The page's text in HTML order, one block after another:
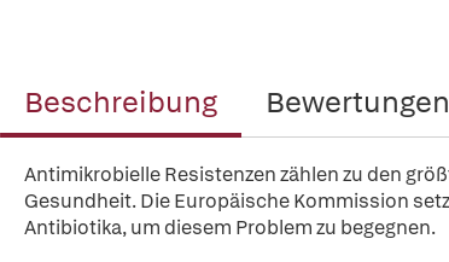
Beschreibung Bewertungen
Antimikrobielle Resistenzen zählen zu den
Gesundheit. Die Europäische Kommission
Antibiotika, um diesem Problem zu begegnen.